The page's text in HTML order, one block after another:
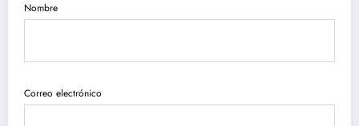
Nombre
Correo electrónico